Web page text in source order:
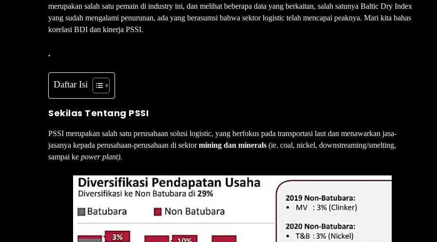
merupakan salah satu pemain di industry ini, dan melihat beberapa data yang berkaitan, salah satunya Baltic Dry Index
yang sudah mengalami penurunan, ada yang berasumsi bahwa sektor logistic telah mencapai peaknya. Mari kita bahas
korelasi BDI dan kinerja PSSI.
.
Daftar Isi
Sekilas Tentang PSSI
PSSI merupakan salah satu perusahaan solusi logistic, yang berfokus pada transportasi laut dan menawarkan jasa-
jasanya kepada perusahaan-perusahaan di sektormining dan minerals (ie. coal, nickel, downstreaming/smelting,
sampai ke power plant).